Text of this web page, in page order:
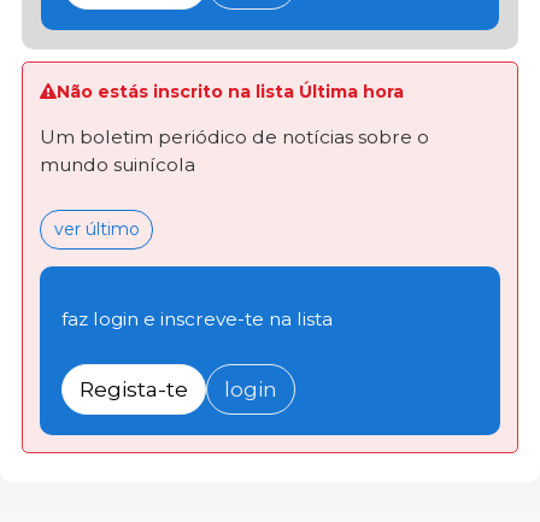
Não estás inscrito na lista Última hora
Um boletim periódico de notícias sobre o
mundo suinícola
ver último
faz login e inscreve-te na lista
Regista-te login